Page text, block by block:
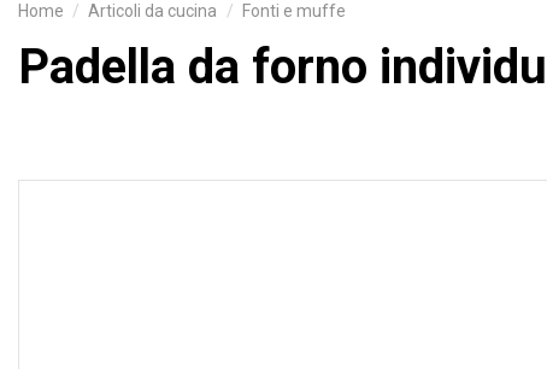
Home Articoli da cucina Fonti e muffe
Padella da forno